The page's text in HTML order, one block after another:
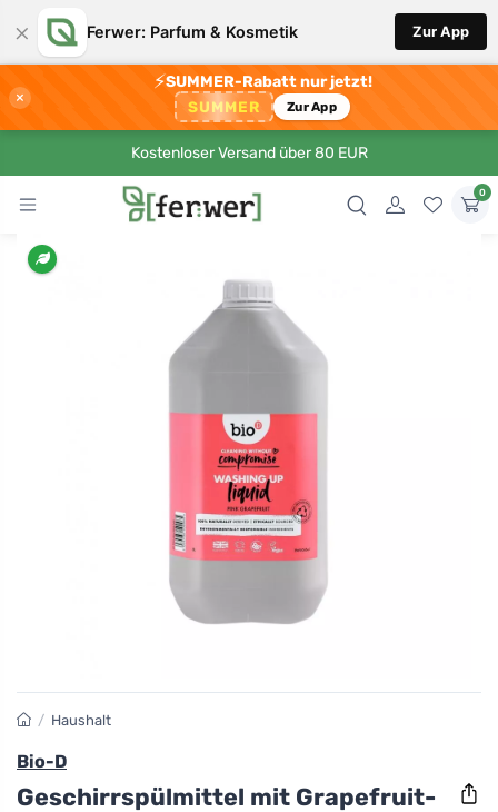
× Ferwer: Parfum & Kosmetik Zur App
×
⚡SUMMER-Rabatt nur jetzt!
SUMMER Zur App
Kostenloser Versand über 80 EUR
0
/ Haushalt
Bio-D
Geschirrspülmittel mit Grapefruit-